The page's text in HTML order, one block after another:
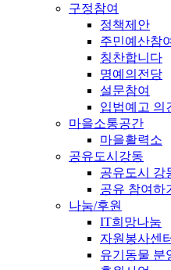
구정참여
정책제안
주민예산참
칭찬합니다
명예의전당
설문참여
입법예고 의
마을소통공간
마을활력소
공유도시강동
공유도시 강
공유 참여하
나눔/후원
IT희망나눔
자원봉사센
유기동물 분